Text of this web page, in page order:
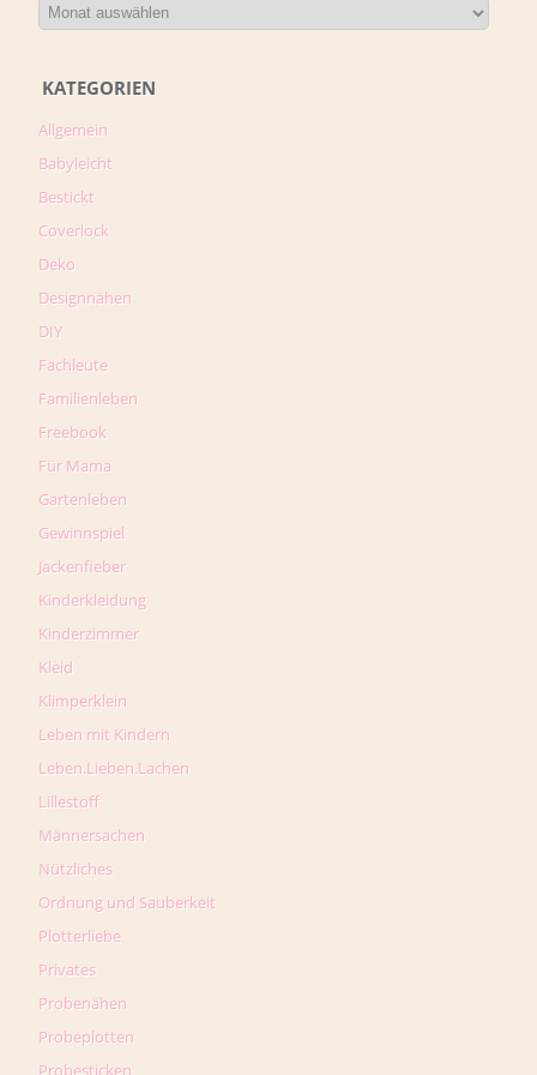
KATEGORIEN
Allgemein
Babyleicht
Bestickt
Coverlock
Deko
Designnähen
DIY
Fachleute
Familienleben
Freebook
Für Mama
Gartenleben
Gewinnspiel
Jackenfieber
Kinderkleidung
Kinderzimmer
Kleid
Klimperklein
Leben mit Kindern
Leben.Lieben.Lachen
Lillestoff
Männersachen
Nützliches
Ordnung und Sauberkeit
Plotterliebe
Privates
Probenähen
Probeplotten
Probesticken